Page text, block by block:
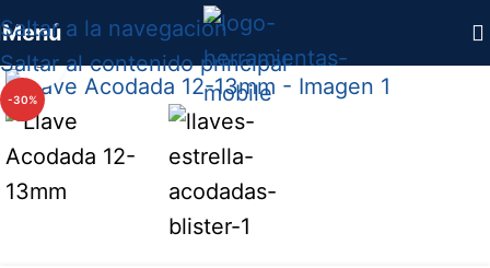
Saltar a la navegación
Saltar al contenido principal
Menú
-30%
Haga clic para ampliar